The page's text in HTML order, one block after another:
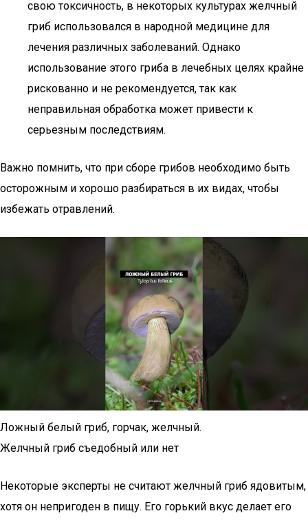
свою токсичность, в некоторых культурах желчный
гриб использовался в народной медицине для
лечения различных заболеваний. Однако
использование этого гриба в лечебных целях крайне
рискованно и не рекомендуется, так как
неправильная обработка может привести к
серьезным последствиям.
Важно помнить, что при сборе грибов необходимо быть
осторожным и хорошо разбираться в их видах, чтобы
избежать отравлений.
Ложный белый гриб, горчак, желчный.
Желчный гриб съедобный или нет
Некоторые эксперты не считают желчный гриб ядовитым,
хотя он непригоден в пищу. Его горький вкус делает его